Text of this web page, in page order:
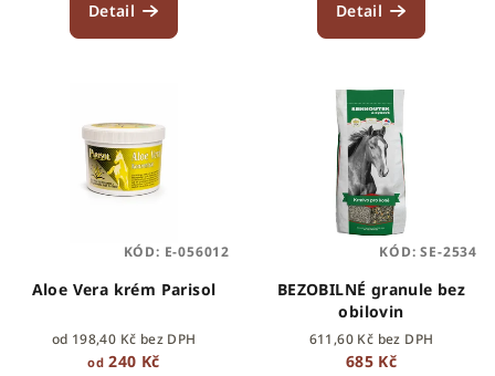
Detail Detail
Aloe Vera krém Parisol
od 198,40 Kč bez DPH
od 240 Kč
KÓD: E-056012
BEZOBILNÉ granule bez
obilovin
611,60 Kč bez DPH
685 Kč
KÓD:SE-2534